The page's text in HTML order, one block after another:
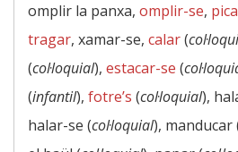
omplir la panxa, omplir-se,
tragar, xamar-se, calar(
(col·loquial), estacar-se (
(infantil), fotre’s (col·loquial),
halar-se (col·loquial), manducar